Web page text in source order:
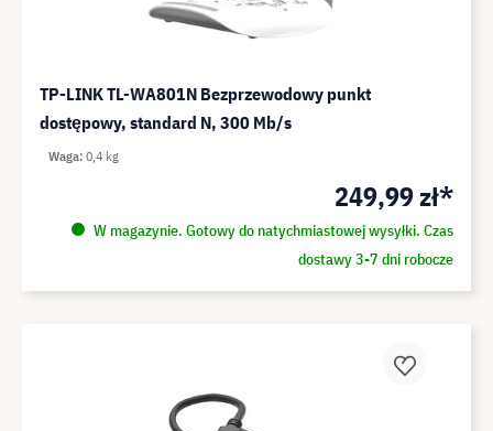
TP-LINK TL-WA801N Bezprzewodowy punkt
dostępowy, standard N, 300 Mb/s
249,99 zł*
W magazynie. Gotowy do natychmiastowej wysyłki. Czas
dostawy 3-7 dni robocze
Waga 0,4 kg